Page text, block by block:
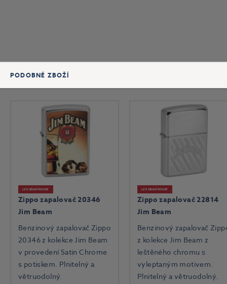
PODOBNÉ ZBOŽÍ
LZE GRAVÍROVAT
Zippo zapalovač 20346
Jim Beam
Benzinový zapalovač Zippo
20346 z kolekce Jim Beam
v provedení Satin Chrome
s potiskem. Plnitelný a
větruodolný.
LZE GRAVÍROVAT
Zippo zapalovač 22814
Jim Beam
Benzinový zapalovač
z kolekce Jim Beam z
leštěného chromu s
vyleptaným motivem.
Plnitelný a větruodolný.